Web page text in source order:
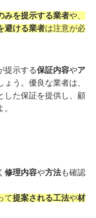
みを提示する業者や、
避ける業者は注意が必
提示する保証内容やア
ょう。優良な業者は、
した保証を提供し、顧
修理内容や方法も確認
て提案される工法や材